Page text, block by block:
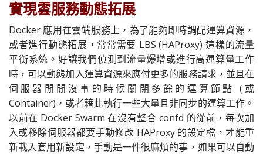
實現雲服務動態拓展
Docker 應用在雲端服務上，為了能夠即時調配運算資源，
或者進行動態拓展，常常需要 LBS (HAProxy) 這樣的流量
平衡系統。好讓我們偵測到流量爆增或進行高運算量工作
時，可以動態加入運算資源來應付更多的服務請求，並且在
伺服器閒閒沒事的時候關閉多餘的運算節點 (或
Container)，或者藉此執行一些大量且非同步的運算工作。
以前在 Docker Swarm 在沒有整合 confd 的從前，每次加
入或移除伺服器都要手動修改 HAProxy 的設定檔，才能重
新載入套用新設定，手動是一件很麻煩的事，如果可以自動